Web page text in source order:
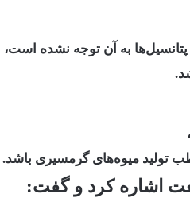
به آن توجه نشده است،
تولید میوه‌های گرمسیری باشد.
اشاره کرد و گفت: